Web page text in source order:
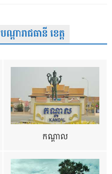
ារាជធានី ខេត្ត
កណ្តាល